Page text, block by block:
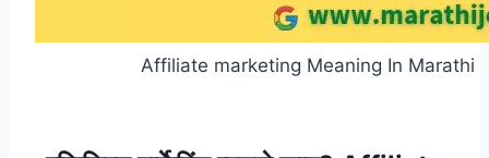
Affiliate marketing Meaning In Marathi